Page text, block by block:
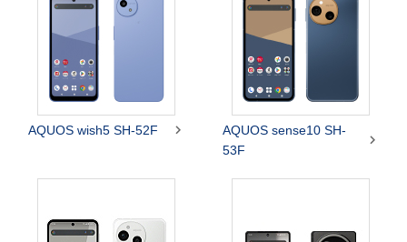
AQUOS wish5 SH-52F 
AQUOS sense10 SH-
53F
